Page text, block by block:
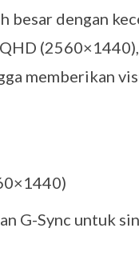
besar dengan
memberikan
G-Sync untuk